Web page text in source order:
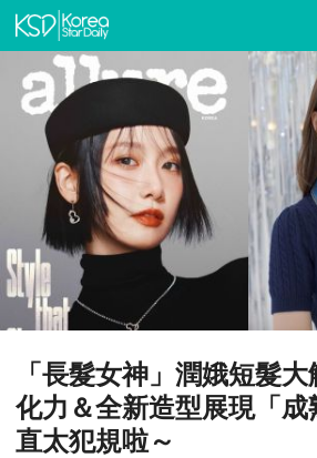
「長髮女神」潤娥短髮
化力＆全新造型展現「
直太犯規啦～